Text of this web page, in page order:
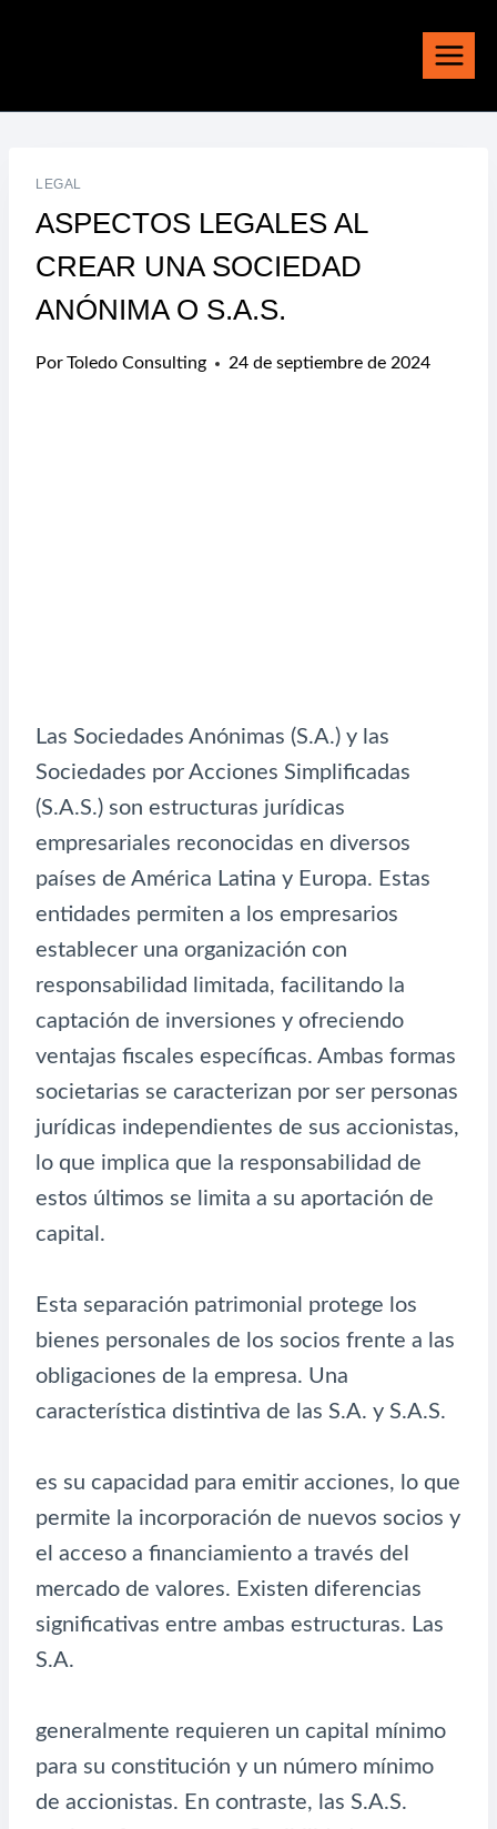
LEGAL
ASPECTOS LEGALES AL
CREAR UNA SOCIEDAD
ANÓNIMA O S.A.S.
PorToledo Consulting 24 de septiembre de 2024
Las Sociedades Anónimas (S.A.) y las
Sociedades por Acciones Simplificadas
(S.A.S.) son estructuras jurídicas
empresariales reconocidas en diversos
países de América Latina y Europa. Estas
entidades permiten a los empresarios
establecer una organización con
responsabilidad limitada, facilitando la
captación de inversiones y ofreciendo
ventajas fiscales específicas. Ambas formas
societarias se caracterizan por ser personas
jurídicas independientes de sus accionistas,
lo que implica que la responsabilidad de
estos últimos se limita a su aportación de
capital.
Esta separación patrimonial protege los
bienes personales de los socios frente a las
obligaciones de la empresa. Una
característica distintiva de las S.A. y S.A.S.
es su capacidad para emitir acciones, lo que
permite la incorporación de nuevos socios y
el acceso a financiamiento a través del
mercado de valores. Existen diferencias
significativas entre ambas estructuras. Las
S.A.
generalmente requieren un capital mínimo
para su constitución y un número mínimo
de accionistas. En contraste, las S.A.S.